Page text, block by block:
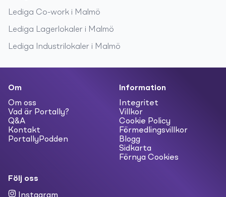
Lediga Co-work i Malmö
Lediga Lagerlokaler i Malmö
Lediga Industrilokaler i Malmö
Om
Om oss
Vad är Portally?
Q&A
Kontakt
PortallyPodden
Information
Integritet
Villkor
Cookie Policy
Förmedlingsvillkor
Blogg
Sidkarta
Förnya Cookies
Följ oss